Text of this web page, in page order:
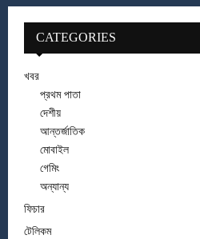
CATEGORIES
খবর
প্রথম পাতা
দেশীয়
আন্তর্জাতিক
মোবাইল
গেমিং
অন্যান্য
ফিচার
টেলিকম